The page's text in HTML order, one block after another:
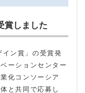
賞しました
ン賞」の受賞発
ーションセンター
化コンソーシア
と共同で応募し